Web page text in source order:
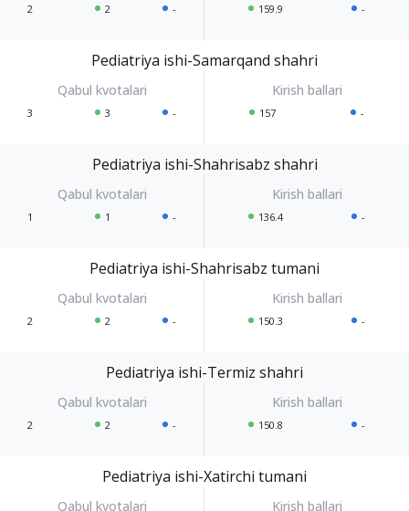
2 2 - 159.9 -
Pediatriya ishi-Samarqand shahri
3 3 - 157 -
Pediatriya ishi-Shahrisabz shahri
1 1 - 136.4 -
Pediatriya ishi-Shahrisabz tumani
2 2 - 150.3 -
Pediatriya ishi-Termiz shahri
2 2 - 150.8 -
Pediatriya ishi-Xatirchi tumani